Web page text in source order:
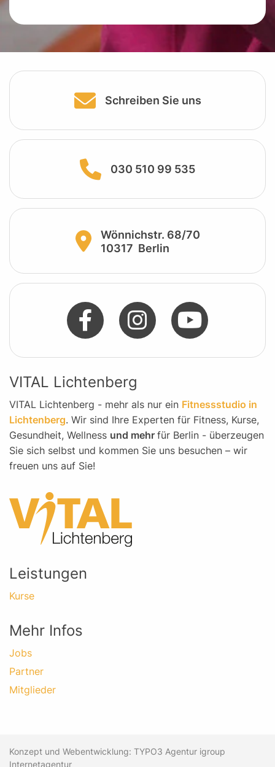
Schreiben Sie uns
030 510 99 535
Wönnichstr. 68/70
10317 Berlin
VITAL Lichtenberg
VITAL Lichtenberg - mehr als nur ein Fitnessstudio in
Lichtenberg. Wir sind Ihre Experten für Fitness, Kurse,
Gesundheit, Wellness und mehr für Berlin - überzeugen
Sie sich selbst und kommen Sie uns besuchen – wir
freuen uns auf Sie!
Leistungen
Kurse
Mehr Infos
Jobs
Partner
Mitglieder
Konzept und Webentwicklung: TYPO3 Agentur igroup
Internetagentur